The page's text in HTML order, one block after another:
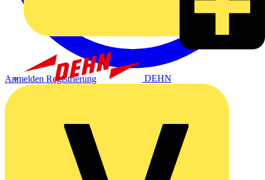
DEHN
Anmelden Registrierung